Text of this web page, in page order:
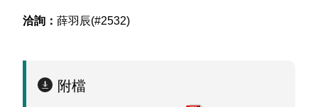
洽詢： 薛羽辰(#2532)
附檔